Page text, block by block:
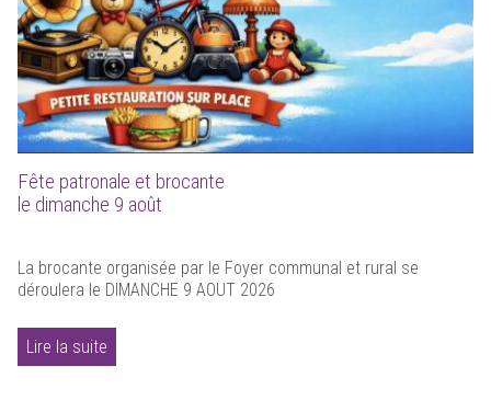
Fête patronale et brocante
le dimanche 9 août
La brocante organisée par le Foyer communal et rural se
déroulera le DIMANCHE 9 AOUT 2026
Lire la suite